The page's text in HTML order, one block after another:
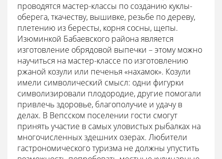
проводятся мастер-классы по созданию куклы-
оберега, ткачеству, вышивке, резьбе по дереву,
плетению из бересты, корня сосны, щепы.
Изюминкой Бабаевского района является
изготовление обрядовой выпечки – этому можно
научиться на мастер-классе по изготовлению
ржаной козули или печенья «нахамок». Козули
имели символический смысл: одни фигурки
символизировали плодородие, другие помогали
привлечь здоровье, благополучие и удачу в
делах. В Вепсском поселении гости смогут
принять участие в самых уловистых рыбалках на
многочисленных здешних озерах. Любители
гастрономического туризма не должны упустить